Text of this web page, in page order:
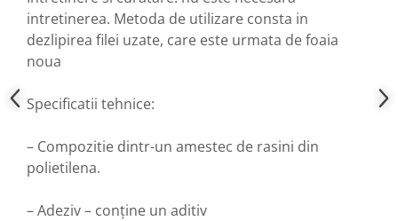
intretinerea. Metoda de utilizare consta in
dezlipirea filei uzate, care este urmata de foaia
noua
Specificatii tehnice:
– Compozitie dintr-un amestec de rasini din
polietilena.
– Adeziv – conține un aditiv